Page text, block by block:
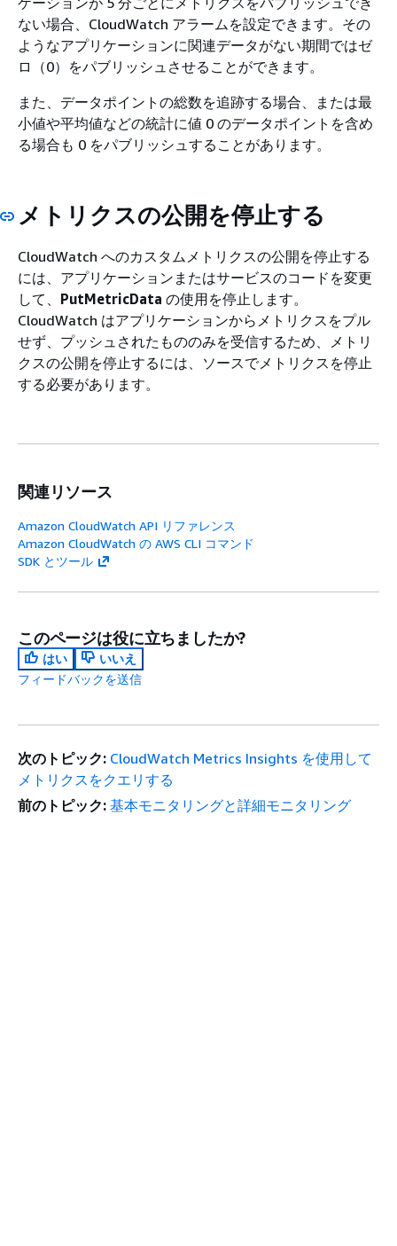
ない場合、CloudWatch アラームを設定できます。その
ようなアプリケーションに関連データがない期間ではゼ
ロ（0）をパブリッシュさせることができます。
また、データポイントの総数を追跡する場合、または最
小値や平均値などの統計に値 0 のデータポイントを含め
る場合も 0 をパブリッシュすることがあります。
メトリクスの公開を停止する
CloudWatch へのカスタムメトリクスの公開を停止する
には、アプリケーションまたはサービスのコードを変更
して、 PutMetricData の使用を停止します。
CloudWatch はアプリケーションからメトリクスをプル
せず、プッシュされたもののみを受信するため、メトリ
クスの公開を停止するには、ソースでメトリクスを停止
する必要があります。
関連リソース
Amazon CloudWatch API リファレンス
Amazon CloudWatch の AWS CLI コマンド
SDK とツール
このページは役に立ちましたか?
はい
いいえ
フィードバックを送信
次のトピック: CloudWatch Metrics Insights を使用して
メトリクスをクエリする
前のトピック: 基本モニタリングと詳細モニタリング